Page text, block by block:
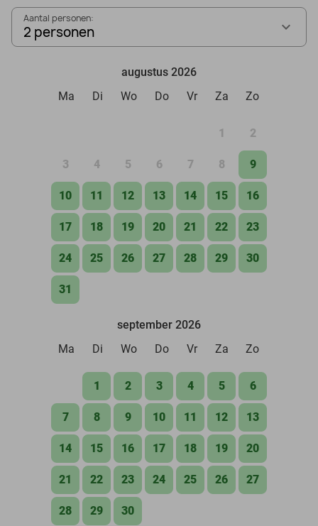
Aantal personen:
2 personen
augustus 2026
Ma
Di Wo Do Vr Za Zo
1 2
3 4 5 6 7 8 9
10 11 12 13 14 15 16
17 18 19 20 21 22 23
24 25 26 27 28 29 30
31
september 2026
Ma
Di Wo Do Vr Za Zo
1 2 3 4 5 6
7 8 9 10 11 12 13
14 15 16 17 18 19 20
21 22 23 24 25 26 27
28 29 30